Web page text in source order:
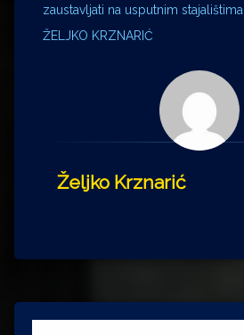
zaustavljati na usputnim stajalištima
ŽELJKO KRZNARIĆ
Željko Krznarić